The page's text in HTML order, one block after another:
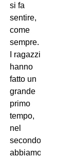
si fa
sentire,
come
sempre.
I ragazzi
hanno
fatto un
grande
primo
tempo,
nel
secondo
abbiamo